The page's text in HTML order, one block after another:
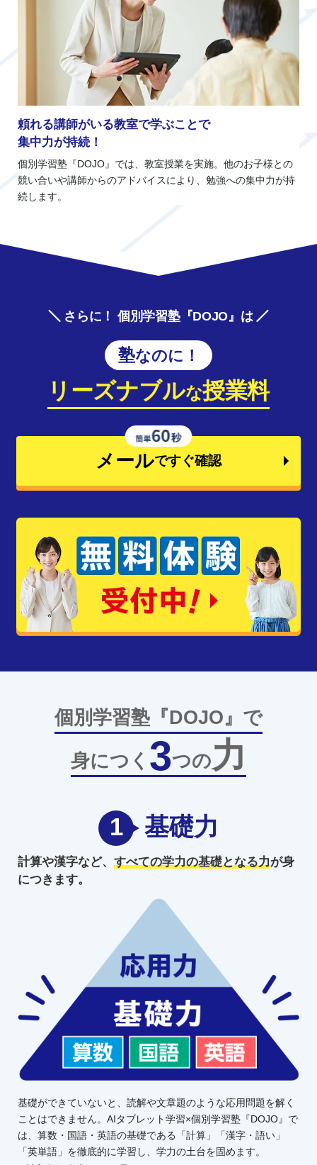
頼れる講師がいる教室で学ぶことで
集中力が持続！
個別学習塾『DOJO』では、教室授業を実施。他のお子様との
競い合いや講師からのアドバイスにより、勉強への集中力が持
続します。
さらに！ 個別学習塾『DOJO』は
塾なのに！
リーズナブルな授業料
メールですぐ確認
個別学習塾『DOJO』で
身につく 3つの力
1 基礎力
計算や漢字など、 すべての学力の基礎となる力が身
につきます。
基礎ができていないと、読解や文章題のような応用問題を解く
ことはできません。AIタブレット学習×個別学習塾『DOJO』で
は、算数・国語・英語の基礎である「計算」「漢字・語い」
「英単語」を徹底的に学習し、学力の土台を固めます。